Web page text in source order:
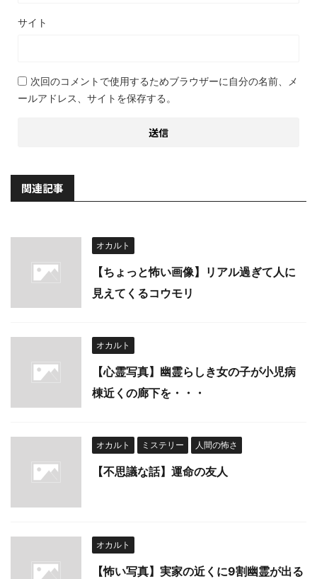
サイト
次回のコメントで使用するためブラウザーに自分の名前、メ
ールアドレス、サイトを保存する。
関連記事
オカルト
【ちょっと怖い画像】リアル過ぎて人に
見えてくるコウモリ
オカルト
【心霊写真】幽霊らしき女の子が小児病
棟近くの廊下を・・・
オカルト ミステリー 人間の怖さ
【不思議な話】運命の友人
オカルト
【怖い写真】実家の近くに9割幽霊が出る